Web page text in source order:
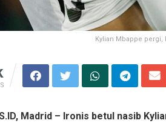
Kylian Mbappe pergi,
Madrid – Ironis betul nasib